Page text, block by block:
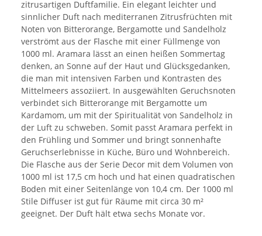
zitrusartigen Duftfamilie. Ein elegant leichter und
sinnlicher Duft nach mediterranen Zitrusfrüchten mit
Noten von Bitterorange, Bergamotte und Sandelholz
verströmt aus der Flasche mit einer Füllmenge von
1000 ml. Aramara lässt an einen heißen Sommertag
denken, an Sonne auf der Haut und Glücksgedanken,
die man mit intensiven Farben und Kontrasten des
Mittelmeers assoziiert. In ausgewählten Geruchsnoten
verbindet sich Bitterorange mit Bergamotte um
Kardamom, um mit der Spiritualität von Sandelholz in
der Luft zu schweben. Somit passt Aramara perfekt in
den Frühling und Sommer und bringt sonnenhafte
Geruchserlebnisse in Küche, Büro und Wohnbereich.
Die Flasche aus der Serie Decor mit dem Volumen von
1000 ml ist 17,5 cm hoch und hat einen quadratischen
Boden mit einer Seitenlänge von 10,4 cm. Der 1000 ml
Stile Diffuser ist gut für Räume mit circa 30 m²
geeignet. Der Duft hält etwa sechs Monate vor.